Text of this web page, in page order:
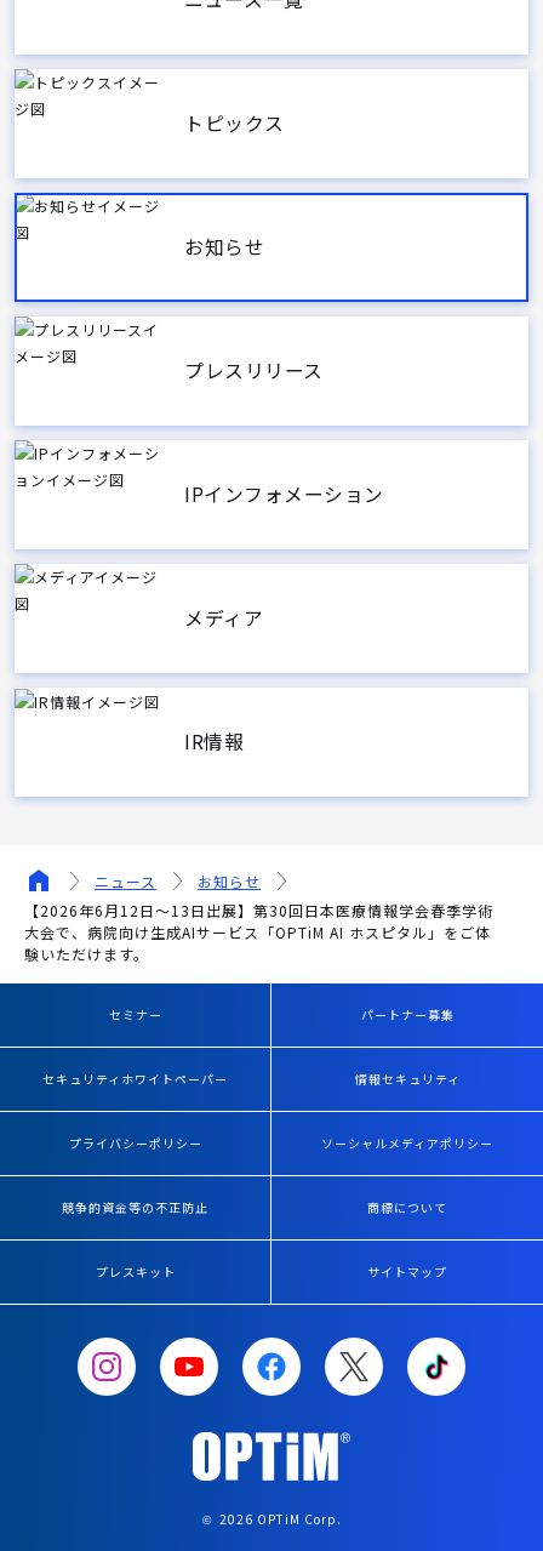
トピックス
お知らせ
プレスリリース
IPインフォメーション
メディア
IR情報
ニュース
お知らせ
【2026年6月12日～13日出展】第30回日本医療情報学会春季学術
大会で、病院向け生成AIサービス「OPTiM AI ホスピタル」をご体
験いただけます。
セミナー パートナー募集
セキュリティホワイトペーパー 情報セキュリティ
プライバシーポリシー ソーシャルメディアポリシー
競争的資金等の不正防止 商標について
プレスキット サイトマップ
© 2026 OPTiM Corp.